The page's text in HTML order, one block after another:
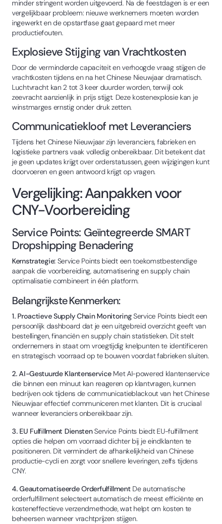
minder stringent worden uitgevoerd. Na de feestdagen is er een
vergelijkbaar probleem: nieuwe werknemers moeten worden
ingewerkt en de opstartfase gaat gepaard met meer
productiefouten.
Explosieve Stijging van Vrachtkosten
Door de verminderde capaciteit en verhoogde vraag stijgen de
vrachtkosten tijdens en na het Chinese Nieuwjaar dramatisch.
Luchtvracht kan 2 tot 3 keer duurder worden, terwijl ook
zeevracht aanzienlijk in prijs stijgt. Deze kostenexplosie kan je
winstmarges ernstig onder druk zetten.
Communicatiekloof met Leveranciers
Tijdens het Chinese Nieuwjaar zijn leveranciers, fabrieken en
logistieke partners vaak volledig onbereikbaar. Dit betekent dat
je geen updates krijgt over orderstatussen, geen wijzigingen kunt
doorvoeren en geen antwoord krijgt op vragen.
Vergelijking: Aanpakken voor
CNY-Voorbereiding
Service Points: Geïntegreerde SMART
Dropshipping Benadering
Kernstrategie:Service Points biedt een toekomstbestendige
aanpak die voorbereiding, automatisering en supply chain
optimalisatie combineert in één platform.
Belangrijkste Kenmerken:
1. Proactieve Supply Chain MonitoringService Points biedt een
persoonlijk dashboard dat je een uitgebreid overzicht geeft van
bestellingen, financiën en supply chain statistieken. Dit stelt
ondernemers in staat om vroegtijdig knelpunten te identificeren
en strategisch voorraad op te bouwen voordat fabrieken sluiten.
2. AI-Gestuurde KlantenserviceMet AI-powered klantenservice
die binnen een minuut kan reageren op klantvragen, kunnen
bedrijven ook tijdens de communicatieblackout van het Chinese
Nieuwjaar effectief communiceren met klanten. Dit is cruciaal
wanneer leveranciers onbereikbaar zijn.
3. EU Fulfillment DienstenService Points biedt EU-fulfillment
opties die helpen om voorraad dichter bij je eindklanten te
positioneren. Dit vermindert de afhankelijkheid van Chinese
productie-cycli en zorgt voor snellere leveringen, zelfs tijdens
CNY.
4. Geautomatiseerde OrderfulfillmentDe automatische
orderfulfillment selecteert automatisch de meest efficiënte en
kosteneffectieve verzendmethode, wat helpt om kosten te
beheersen wanneer vrachtprijzen stijgen.